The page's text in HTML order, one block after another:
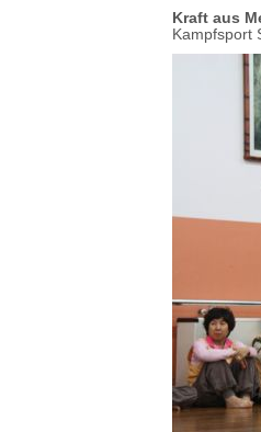
Kraft aus
Kampfsport